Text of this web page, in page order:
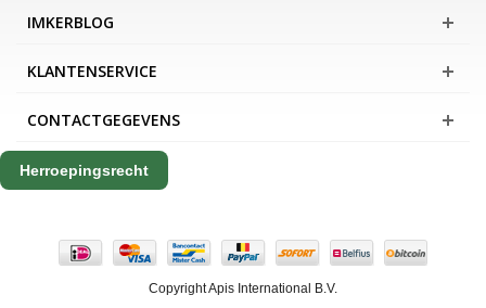
IMKERBLOG
KLANTENSERVICE
CONTACTGEGEVENS
Herroepingsrecht
Copyright Apis International B.V.